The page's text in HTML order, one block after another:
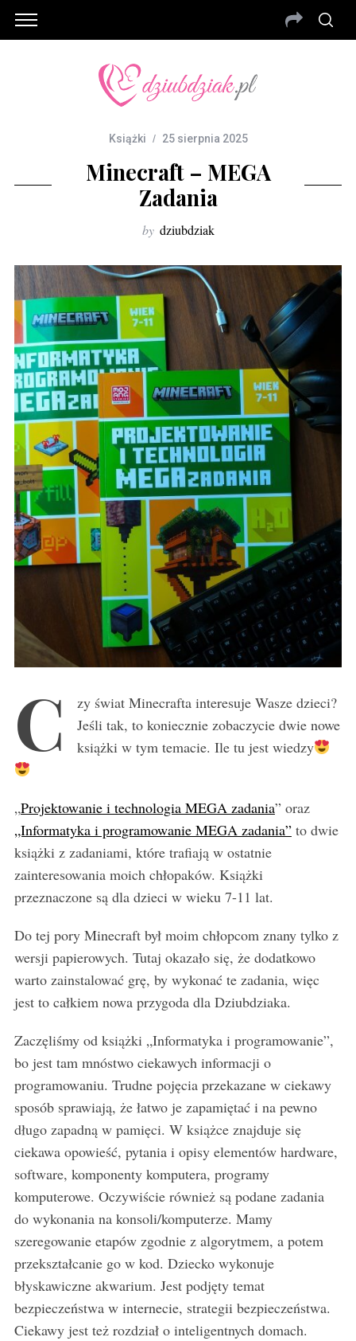
Książki 25 sierpnia 2025
Minecraft – MEGA
Zadania
by dziubdziak
C
zy świat Minecrafta interesuje Wasze dzieci?
Jeśli tak, to koniecznie zobaczycie dwie nowe
książki w tym temacie. Ile tu jest wiedzy
„Projektowanie i technologia MEGA zadania” oraz
„Informatyka i programowanie MEGA zadania”to dwie
książki z zadaniami, które trafiają w ostatnie
zainteresowania moich chłopaków. Książki
przeznaczone są dla dzieci w wieku 7-11 lat.
Do tej pory Minecraft był moim chłopcom znany tylko z
wersji papierowych. Tutaj okazało się, że dodatkowo
warto zainstalować grę, by wykonać te zadania, więc
jest to całkiem nowa przygoda dla Dziubdziaka.
Zaczęliśmy od książki „Informatyka i programowanie”,
bo jest tam mnóstwo ciekawych informacji o
programowaniu. Trudne pojęcia przekazane w ciekawy
sposób sprawiają, że łatwo je zapamiętać i na pewno
długo zapadną w pamięci. W książce znajduje się
ciekawa opowieść, pytania i opisy elementów hardware,
software, komponenty komputera, programy
komputerowe. Oczywiście również są podane zadania
do wykonania na konsoli/komputerze. Mamy
szeregowanie etapów zgodnie z algorytmem, a potem
przekształcanie go w kod. Dziecko wykonuje
błyskawiczne akwarium. Jest podjęty temat
bezpieczeństwa w internecie, strategii bezpieczeństwa.
Ciekawy jest też rozdział o inteligentnych domach.